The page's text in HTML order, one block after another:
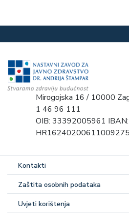
Mirogojska 16 / 10000
1 46 96 111
OIB: 33392005961 IBAN:
Kontakti
Zaštita osobnih podataka
Uvjeti korištenja